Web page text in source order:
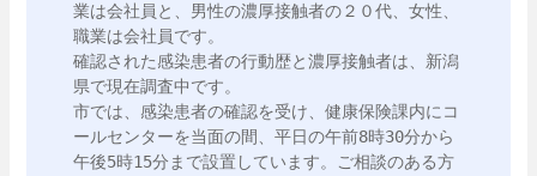
業は会社員と、男性の濃厚接触者の２０代、女性、
職業は会社員です。
確認された感染患者の行動歴と濃厚接触者は、新潟
県で現在調査中です。
市では、感染患者の確認を受け、健康保険課内にコ
ールセンターを当面の間、平日の午前8時30分から
午後5時15分まで設置しています。ご相談のある方